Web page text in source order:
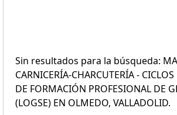
Sin resultados para la búsqueda:
CARNICERÍA-CHARCUTERÍA -
DE FORMACIÓN PROFESIONAL DE
(LOGSE) EN OLMEDO, VALLADOLID.